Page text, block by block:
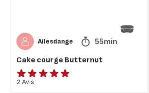
Ailesdange 55min
Cake courge Butternut
Avis
2 Avis